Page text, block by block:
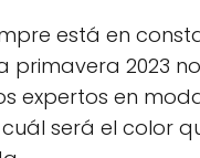
está en
primavera 2023
expertos en
será el color